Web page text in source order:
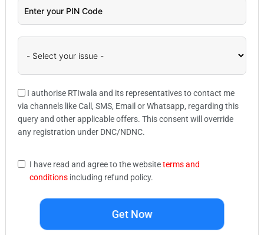
I authorise RTIwala and its representatives to contact me
via channels like Call, SMS, Email or Whatsapp, regarding this
query and other applicable offers. This consent will override
any registration under DNC/NDNC.
I have read and agree to the websiteterms and
conditions including refund policy.
Get Now